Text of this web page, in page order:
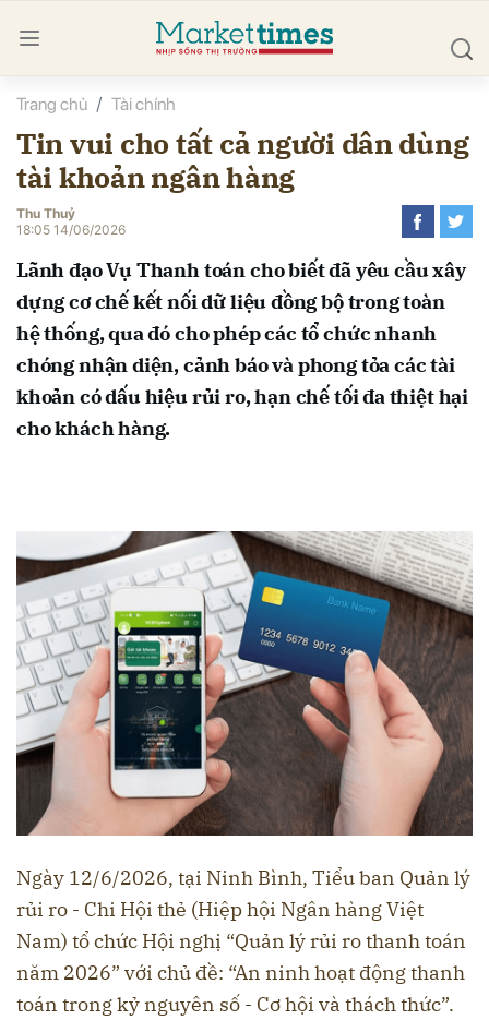
Trang chủ Tài chính
Tin vui cho tất cả người dân dùng
tài khoản ngân hàng
Thu Thuỷ
18:05 14/06/2026
Lãnh đạo Vụ Thanh toán cho biết đã yêu cầu xây
dựng cơ chế kết nối dữ liệu đồng bộ trong toàn
hệ thống, qua đó cho phép các tổ chức nhanh
chóng nhận diện, cảnh báo và phong tỏa các tài
khoản có dấu hiệu rủi ro, hạn chế tối đa thiệt hại
cho khách hàng.
Ngày 12/6/2026, tại Ninh Bình, Tiểu ban Quản lý
rủi ro - Chi Hội thẻ (Hiệp hội Ngân hàng Việt
Nam) tổ chức Hội nghị “Quản lý rủi ro thanh toán
năm 2026” với chủ đề: “An ninh hoạt động thanh
toán trong kỷ nguyên số - Cơ hội và thách thức”.
luận
Hủy